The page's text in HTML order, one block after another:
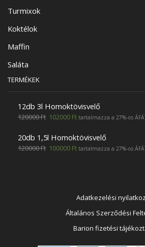
Turmixok
Koktélok
Maffin
Saláta
TERMÉKEK
12db 3l Homoktövisvelő
120000Ft 102000 Ft tartalmazza a 27%-os
20db 1,5l Homoktövisvelő
120000Ft 100000 Ft tartalmazza a 27%-os
Adatkezelési
Általános Szerződési
Barion fizetési